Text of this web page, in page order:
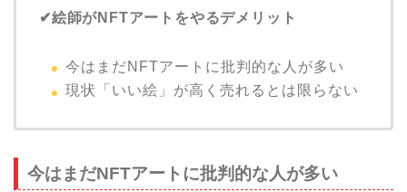
✔︎絵師がNFTアートをやるデメリット
今はまだNFTアートに批判的な人が多い
現状「いい絵」が高く売れるとは限らない
今はまだNFTアートに批判的な人が多い